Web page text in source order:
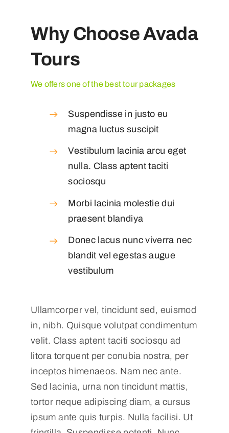
Why Choose Avada
Tours
We offers one of the best tour packages
Suspendisse in justo eu
magna luctus suscipit
Vestibulum lacinia arcu eget
nulla. Class aptent taciti
sociosqu
Morbi lacinia molestie dui
praesent blandiya
Donec lacus nunc viverra nec
blandit vel egestas augue
vestibulum
Ullamcorper vel, tincidunt sed, euismod
in, nibh. Quisque volutpat condimentum
velit. Class aptent taciti sociosqu ad
litora torquent per conubia nostra, per
inceptos himenaeos. Nam nec ante.
Sed lacinia, urna non tincidunt mattis,
tortor neque adipiscing diam, a cursus
ipsum ante quis turpis. Nulla facilisi. Ut